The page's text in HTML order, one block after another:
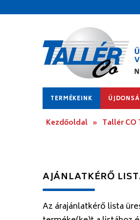
TERMÉKEINK
Kezdőoldal » Tallér CO
AJÁNLATKÉRŐ
Az árajánlatkérő lista